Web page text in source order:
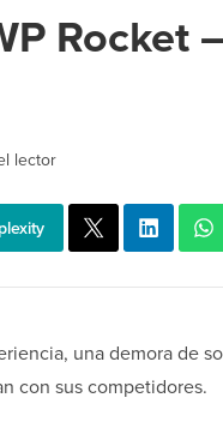
Rocket
lector
una demora de
con sus competidores.